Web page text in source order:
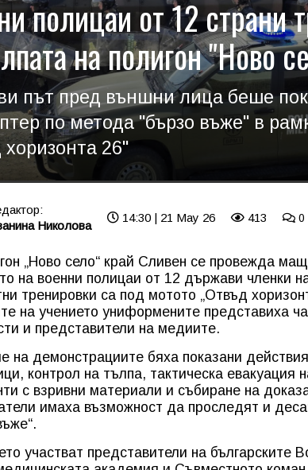
полицаи от 12 страни
на полигон "Ново
път пред външни лица беше
по метода "бързо въже" в
26"
Николова
14:30 | 21 May 26 413 0
„Ново село“ край Сливен се провежда
на военни полицаи от 12 държави членки
тренировки са под мотото „Отвъд
на учението униформените представиха
и представители на медиите.
на демонстрациите бяха показани
контрол на тълпа, тактическа евакуация
с взривни материали и събиране на
имаха възможност да проследят и
участват представители на българските